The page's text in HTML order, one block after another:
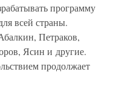
программу
всей страны.
Петраков,
Ясин и другие.
продолжает